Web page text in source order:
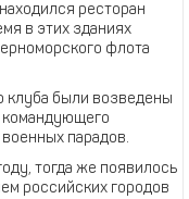
ресторан
в этих зданиях
флота
клуба были возведены
командующего
парадов.
тогда же появилось
российских городов